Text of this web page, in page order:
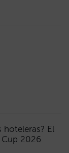
hoteleras? El
2026